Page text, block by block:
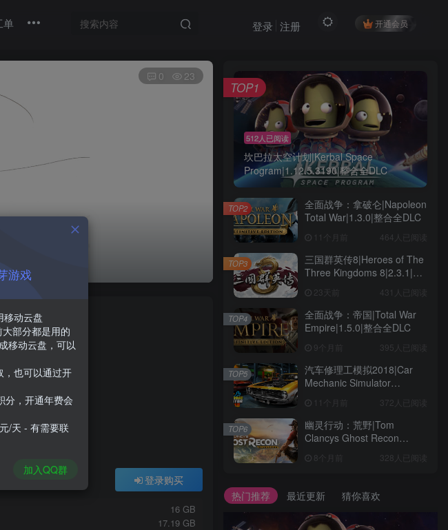
单 开通会员
登录 注册
0 23
登录购买
16 GB
17.19 GB
512人已阅读
坎巴拉太空计划|Kerbal Space
Program|1.12.5.3190|整合全DLC
TOP1
全面战争：拿破仑|Napoleon
Total War|1.3.0|整合全DLC
11个月前 464人已阅读
TOP2
三国群英传8|Heroes of The
Three Kingdoms 8|2.3.1|整
23天前 431人已阅读
TOP3
全面战争：帝国|Total War
Empire|1.5.0|整合全DLC
9个月前 395人已阅读
TOP4
汽车修理工模拟2018|Car
Mechanic Simulator
11个月前 372人已阅读
TOP5
幽灵行动：荒野|Tom
Clancys Ghost Recon
DLC8个月前 328人已阅读
TOP6
热门推荐 最近更新 猜你喜欢
游戏
移动云盘
部分都是用的
移动云盘，可以
，也可以通过开
分，开通年费会
/天 - 有需要联
加入QQ群